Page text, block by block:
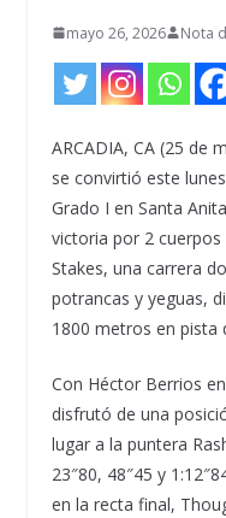
mayo 26, 2026 Nota
ARCADIA, CA (25 de
se convirtió este
Grado I en Santa
victoria por 2
Stakes, una carrera
potrancas y yeguas,
1800 metros en pista
Con Héctor Berrios
disfrutó de una
lugar a la puntera
23″80, 48″45 y
en la recta final,